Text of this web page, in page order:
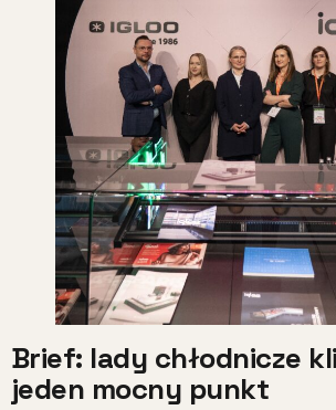
Brief: lady chłodnicze
jeden mocny punkt